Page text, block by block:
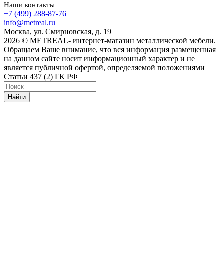
Наши контакты
+7 (499) 288-87-76
info@metreal.ru
Москва, ул. Смирновская, д. 19
2026 © METREAL- интернет-магазин металлической мебели.
Обращаем Ваше внимание, что вся информация размещенная
на данном сайте носит информационный характер и не
является публичной офертой, определяемой положениями
Статьи 437 (2) ГК РФ
Найти